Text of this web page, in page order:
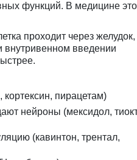
функций. В медицине это
проходит через желудок,
внутривенном введении
пирацетам)
нейроны (мексидол,
(кавинтон, трентал,